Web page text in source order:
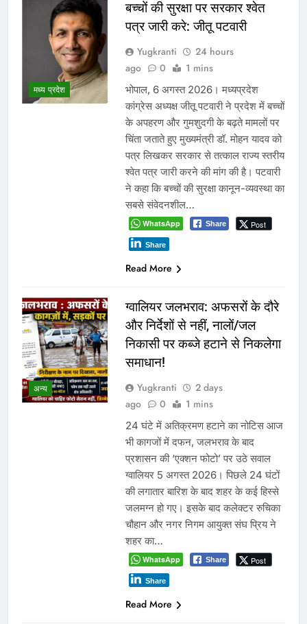
मध्य प्रदेश
बच्चों की सुरक्षा पर सरकार श्वेत
पत्र जारी करे: जीतू पटवारी
Yugkranti
24 hours
ago
0 1 mins
भोपाल, 6 अगस्त 2026। मध्यप्रदेश
कांग्रेस अध्यक्ष जीतू पटवारी ने प्रदेश में बच्चों
के अपहरण और गुमशुदगी के बढ़ते मामलों पर
चिंता जताते हुए मुख्यमंत्री डॉ. मोहन यादव को
पत्र लिखकर सरकार से तत्काल राज्य स्तरीय
श्वेत पत्र जारी करने की मांग की है। पटवारी
ने कहा कि बच्चों की सुरक्षा कानून-व्यवस्था का
सबसे संवेदनशील…
WhatsApp Share Post
Share
Read More
अन्य
ग्वालियर जलभराव: अफसरों के दौरे
और निर्देशों से नहीं, नालों/जल
निकासी पर कब्जे हटाने से निकलेगा
समाधान!
Yugkranti
2 days
ago
0 1 mins
24 घंटे में अतिक्रमण हटाने का नोटिस आज
भी कागजों में दफन, जलभराव के बाद
प्रशासन की ‘एक्शन फोटो’ पर उठे सवाल
ग्वालियर 5 अगस्त 2026। पिछले 24 घंटों
की लगातार बारिश के बाद शहर के कई हिस्से
जलमग्न हो गए। इसके बाद कलेक्टर रुचिका
चौहान और नगर निगम आयुक्त संघ प्रिय ने
शहर का…
WhatsApp Share Post
Share
Read More